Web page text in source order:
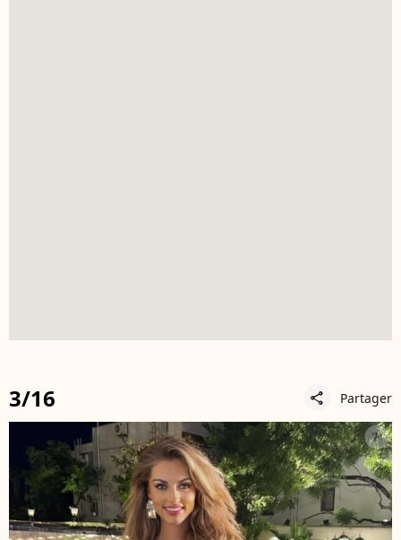
3/16 share Partager